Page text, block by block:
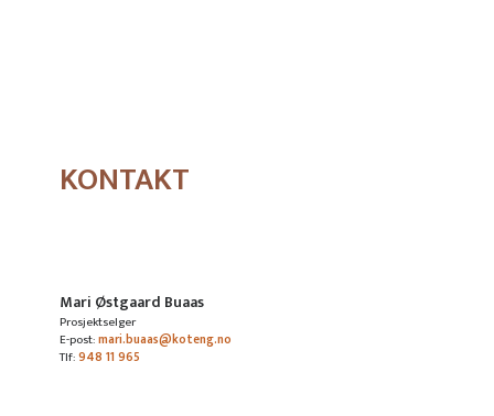
KONTAKT
Mari Østgaard Buaas
Prosjektselger
E-post:mari.buaas@koteng.no
Tlf:948 11 965